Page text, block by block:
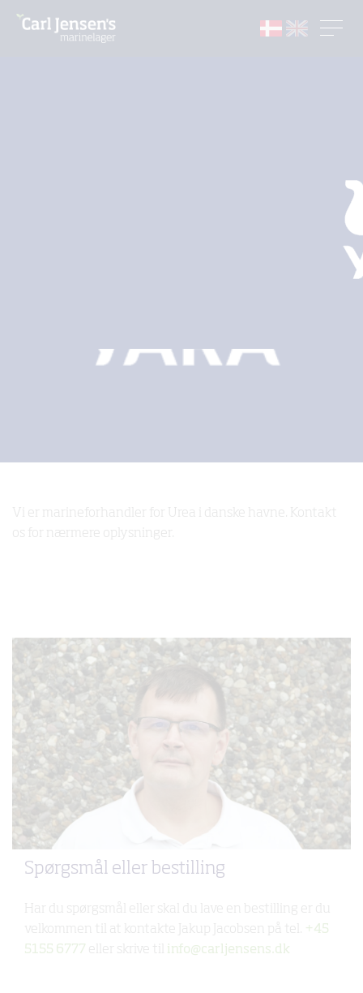
Vi er marineforhandler for Urea i danske havne. Kontakt
os for nærmere oplysninger.
Spørgsmål eller bestilling
Har du spørgsmål eller skal du lave en bestilling er du
velkommen til at kontakte Jakup Jacobsen på tel.
+45
5155 6777 eller skrive til info@carljensens.dk